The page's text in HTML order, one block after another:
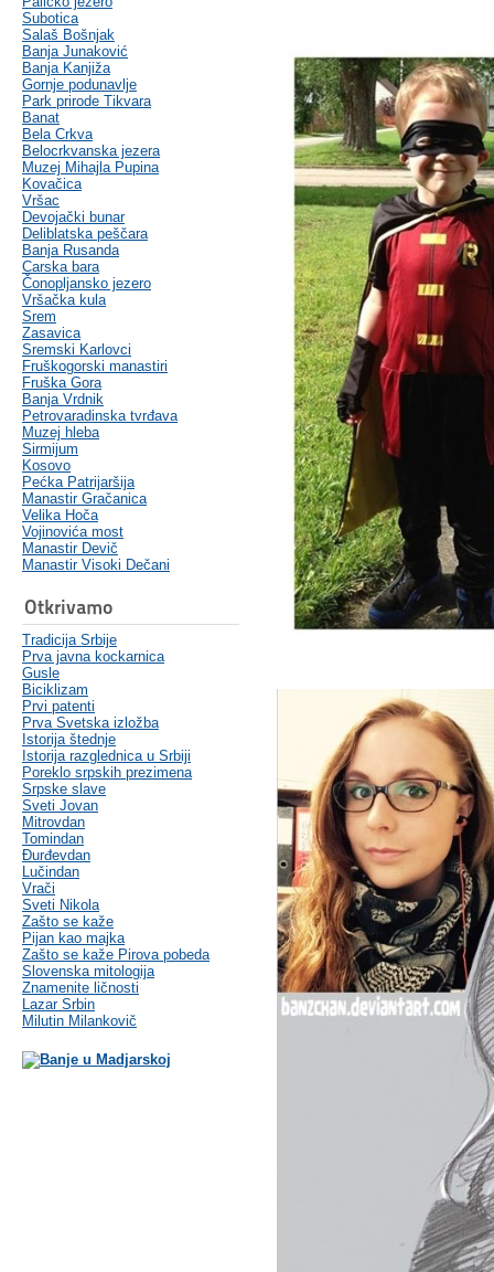
Subotica
Salaš Bošnjak
Banja Junaković
Banja Kanjiža
Gornje podunavlje
Park prirode Tikvara
Banat
Bela Crkva
Belocrkvanska jezera
Muzej Mihajla Pupina
Kovačica
Vršac
Devojački bunar
Deliblatska peščara
Banja Rusanda
Carska bara
Čonopljansko jezero
Vršačka kula
Srem
Zasavica
Sremski Karlovci
Fruškogorski manastiri
Fruška Gora
Banja Vrdnik
Petrovaradinska tvrđava
Muzej hleba
Sirmijum
Kosovo
Pećka Patrijaršija
Manastir Gračanica
Velika Hoča
Vojinovića most
Manastir Devič
Manastir Visoki Dečani
Otkrivamo
Tradicija Srbije
Prva javna kockarnica
Gusle
Biciklizam
Prvi patenti
Prva Svetska izložba
Istorija štednje
Istorija razglednica u Srbiji
Poreklo srpskih prezimena
Srpske slave
Sveti Jovan
Mitrovdan
Tomindan
Đurđevdan
Lučindan
Vrači
Sveti Nikola
Zašto se kaže
Pijan kao majka
Zašto se kaže Pirova pobeda
Slovenska mitologija
Znamenite ličnosti
Lazar Srbin
Milutin Milankovič